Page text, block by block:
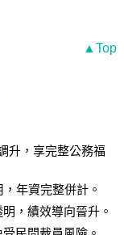
▲Top
升，享完整公務福
年資完整併計。
，績效導向晉升。